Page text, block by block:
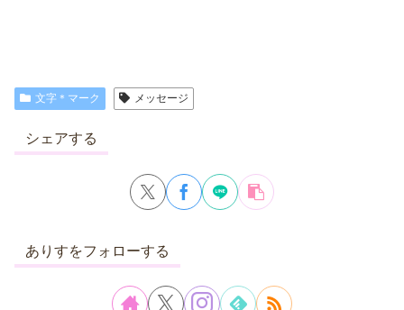
文字＊マーク メッセージ
シェアする
ありすをフォローする